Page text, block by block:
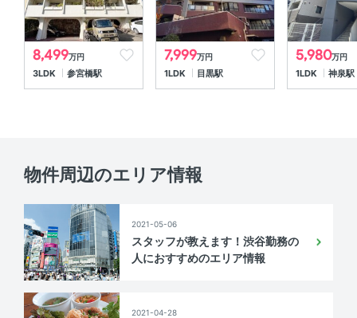
私道負担・道路
敷地内駐車場 無
駐輪場
施工会社 安藤建設（株）
管理会社
管理形態 管理会社に全部委託
管理方式
取引態様
8,499万円
3LDK 参宮橋駅
7,999万円
1LDK 目黒駅
5,980万円
1LDK 神泉駅
物件周辺のエリア情報
2021-05-06
スタッフが教えます！渋谷勤務の
人におすすめのエリア情報
2021-04-28